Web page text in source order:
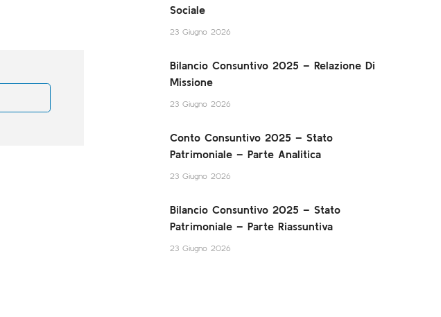
Sociale
23 Giugno 2026
Bilancio Consuntivo 2025 – Relazione Di
Missione
23 Giugno 2026
Conto Consuntivo 2025 – Stato
Patrimoniale – Parte Analitica
23 Giugno 2026
Bilancio Consuntivo 2025 – Stato
Patrimoniale – Parte Riassuntiva
23 Giugno 2026